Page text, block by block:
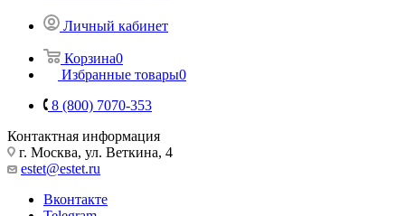
Личный кабинет
Корзина0
Избранные товары0
8 (800) 7070-353
Контактная информация
г. Москва, ул. Веткина, 4
estet@estet.ru
Вконтакте